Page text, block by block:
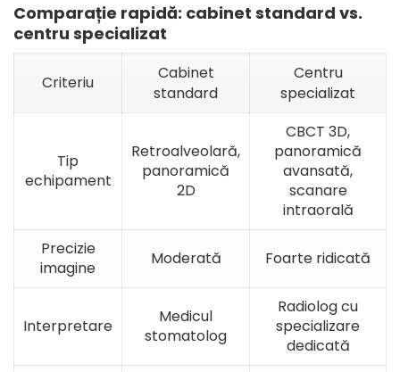
Comparație rapidă: cabinet standard vs.
centru specializat
Criteriu
Cabinet
standard
Centru
specializat
Tip
echipament
Retroalveolară,
panoramică
2D
CBCT 3D,
panoramică
avansată,
scanare
intraorală
Precizie
imagine
Moderată Foarte ridicată
Interpretare
Medicul
stomatolog
Radiolog cu
specializare
dedicată